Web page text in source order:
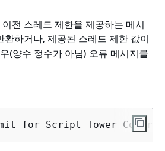
전 스레드 제한을 제공하는 메시
환하거나, 제공된 스레드 제한 값이
(양수 정수가 아님) 오류 메시지를
for Script Tower